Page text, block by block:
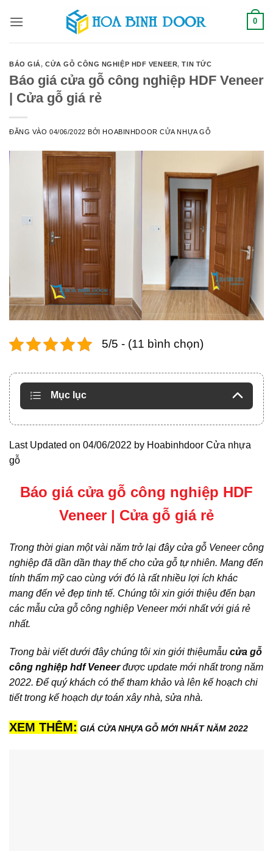
qua
0
BÁO GIÁ,CỬA GỖ CÔNG NGHIỆP HDF VENEER,TIN TỨC
Báo giá cửa gỗ công nghiệp HDF Veneer
| Cửa gỗ giá rẻ
ĐĂNG VÀO04/06/2022 BỞIHOABINHDOOR CỬA NHỰA GỖ
5/5 - (11 bình chọn)
Mục lục
Last Updated on 04/06/2022 by Hoabinhdoor Cửa nhựa
gỗ
Báo giá cửa gỗ công nghiệp HDF
Veneer | Cửa gỗ giá rẻ
Trong thời gian một vài năm trở lại đây cửa gỗ Veneer công
nghiệp đã dần dần thay thế cho cửa gỗ tự nhiên. Mang đến
tính thẩm mỹ cao cùng với đó là rất nhiều lợi ích khác
mang đến vẻ đẹp tinh tế. Chúng tôi xin giới thiệu đến bạn
các mẫu cửa gỗ công nghiệp Veneer mới nhất với giá rẻ
nhất.
Trong bài viết dưới đây chúng tôi xin giới thiệumẫu cửa gỗ
công nghiệp hdf Veneerđược update mới nhất trong năm
2022. Để quý khách có thể tham khảo và lên kế hoạch chi
tiết trong kế hoạch dự toán xây nhà, sửa nhà.
XEM THÊM: GIÁ CỬA NHỰA GỖ MỚI NHẤT NĂM 2022